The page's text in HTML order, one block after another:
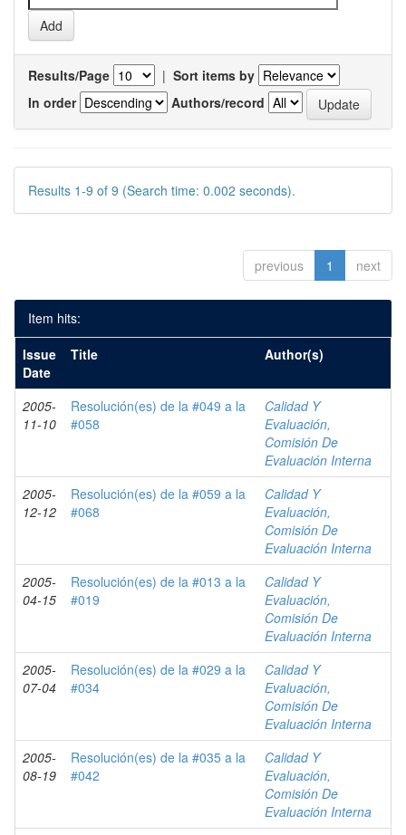
Results/Page | Sort items by
In order
Authors/record
Results 1-9 of 9 (Search time: 0.002 seconds).
previous 1 next
Item hits:
Issue
Date
Title Author(s)
2005-
11-10
Resolución(es) de la #049 a la
#058
Calidad Y
Evaluación,
Comisión De
Evaluación Interna
2005-
12-12
Resolución(es) de la #059 a la
#068
Calidad Y
Evaluación,
Comisión De
Evaluación Interna
2005-
04-15
Resolución(es) de la #013 a la
#019
Calidad Y
Evaluación,
Comisión De
Evaluación Interna
2005-
07-04
Resolución(es) de la #029 a la
#034
Calidad Y
Evaluación,
Comisión De
Evaluación Interna
2005-
08-19
Resolución(es) de la #035 a la
#042
Calidad Y
Evaluación,
Comisión De
Evaluación Interna